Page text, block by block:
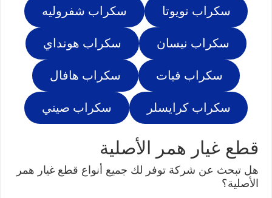
سكراب تويوتا سكراب شفروليه
سكراب نيسان سكراب هونداي
سكراب فيات سكراب هافال
سكراب كرايسلر سكراب صيني
قطع غيار همر الأصلية
هل تبحث عن شركة توفر لك جميع أنواع قطع غيار همر
الأصلية؟